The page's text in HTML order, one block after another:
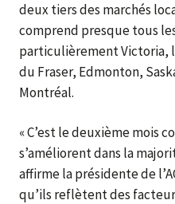
deux tiers des marchés
comprend presque tous
particulièrement Victoria,
du Fraser, Edmonton,
Montréal.
« C’est le deuxième mois
s’améliorent dans la
affirme la présidente de
qu’ils reflètent des